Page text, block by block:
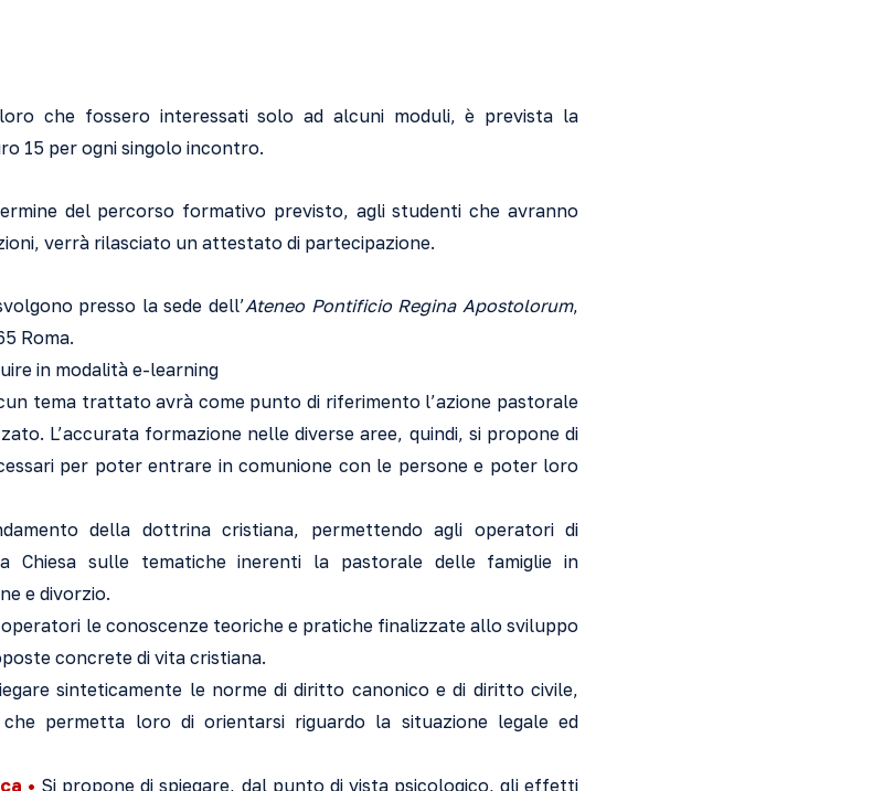
che fossero interessati solo ad alcuni moduli, è prevista la
15 per ogni singolo incontro.
del percorso formativo previsto, agli studenti che avranno
verrà rilasciato un attestato di partecipazione.
presso la sede dell’Ateneo Pontificio Regina Apostolorum,
Roma.
in modalità e-learning
tema trattato avrà come punto di riferimento l’azione pastorale
L’accurata formazione nelle diverse aree, quindi, si propone di
per poter entrare in comunione con le persone e poter loro
della dottrina cristiana, permettendo agli operatori di
Chiesa sulle tematiche inerenti la pastorale delle famiglie in
e divorzio.
le conoscenze teoriche e pratiche finalizzate allo sviluppo
concrete di vita cristiana.
sinteticamente le norme di diritto canonico e di diritto civile,
permetta loro di orientarsi riguardo la situazione legale ed
• Si propone di spiegare, dal punto di vista psicologico, gli effetti